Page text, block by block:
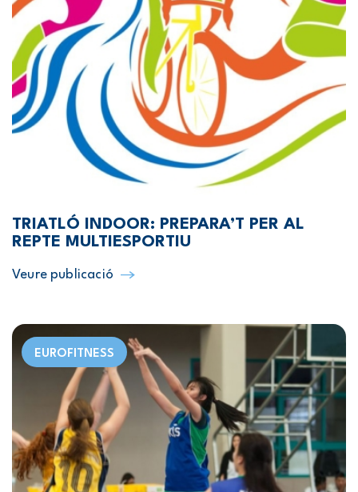
TRIATLÓ INDOOR: PREPARA’T PER AL
REPTE MULTIESPORTIU
Veure publicació
EUROFITNESS